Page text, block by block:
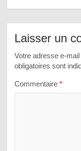
Laisser un
Votre adresse e-
obligatoires sont
Commentaire *